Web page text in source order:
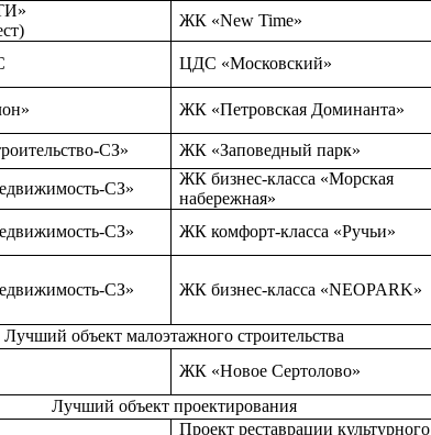
ЖК «New Time»
ЦДС «Московский»
ЖК «Петровская Доминанта»
СЗ» ЖК «Заповедный парк»
СЗ»
ЖК бизнес-класса «Морская
набережная»
СЗ» ЖК комфорт-класса «Ручьи»
СЗ» ЖК бизнес-класса «NEOPARK»
Лучший объект малоэтажного строительства
ЖК «Новое Сертолово»
Лучший объект проектирования
Проект реставрации культурного